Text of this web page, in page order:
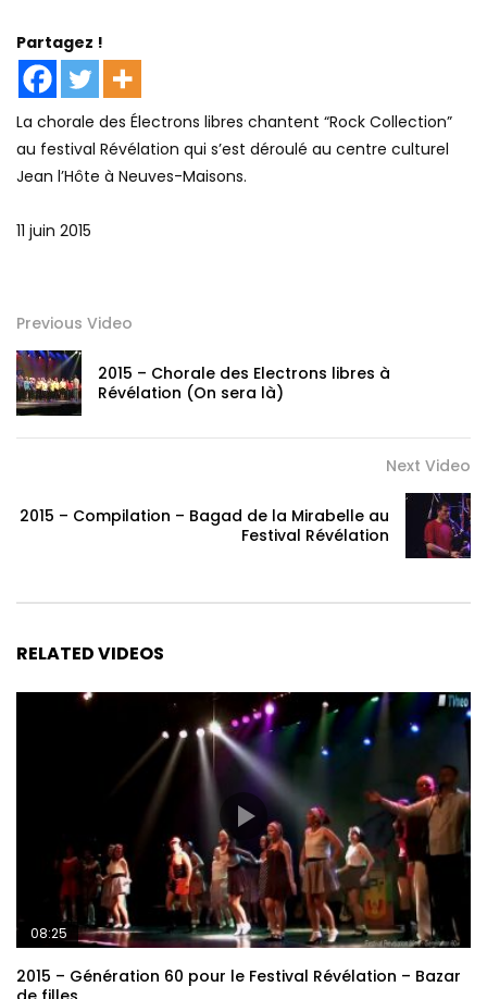
Partagez !
La chorale des Électrons libres chantent “Rock Collection”
au festival Révélation qui s’est déroulé au centre culturel
Jean l’Hôte à Neuves-Maisons.
11 juin 2015
Previous Video
2015 – Chorale des Electrons libres à
Révélation (On sera là)
Next Video
2015 – Compilation – Bagad de la Mirabelle au
Festival Révélation
RELATED VIDEOS
08:25
2015 – Génération 60 pour le Festival Révélation – Bazar